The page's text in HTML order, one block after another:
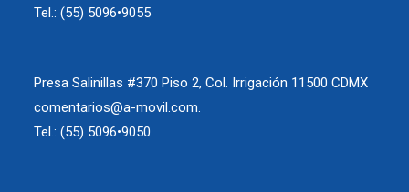
Tel.: (55) 5096•9055
Presa Salinillas #370 Piso 2, Col. Irrigación 11500 CDMX
comentarios@a-movil.com.
Tel.: (55) 5096•9050